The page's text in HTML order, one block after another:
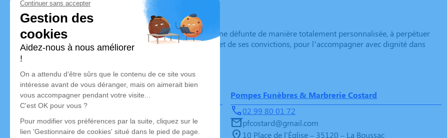
Pompes Funèbres Costard
Nos équipes vous aident à honorer la mémoire de la personne défunte de manière totalement personnalisée, à perpétuer
son souvenir dans le respect de ses volontés, de ses valeurs et de ses convictions, pour l’accompagner avec dignité dans
son dernier voyage.
Nos agences
Pompes Funèbres Costard
pfcostard@gmail.com
19 Rue du Moulin À Vent – 35610 – Pleine-Fougères
5/5 – 4 avis
Pompes Funèbres & Marbrerie Costard
02 99 80 01 72
pfcostard@gmail.com
10 Place de l'Église – 35120 – La Boussac